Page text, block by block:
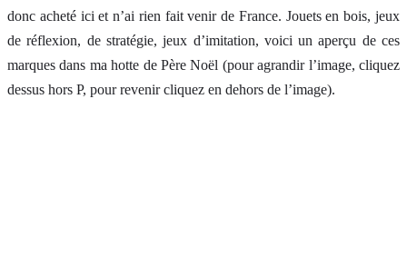
donc acheté ici et n’ai rien fait venir de France. Jouets en bois, jeux
de réflexion, de stratégie, jeux d’imitation, voici un aperçu de ces
marques dans ma hotte de Père Noël (pour agrandir l’image, cliquez
dessus hors P, pour revenir cliquez en dehors de l’image).